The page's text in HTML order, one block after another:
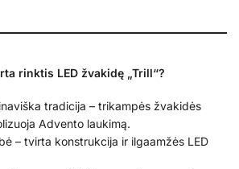
rinktis LED žvakidę „Trill“?
tradicija – trikampės žvakidės
Advento laukimą.
– tvirta konstrukcija ir ilgaamžės LED